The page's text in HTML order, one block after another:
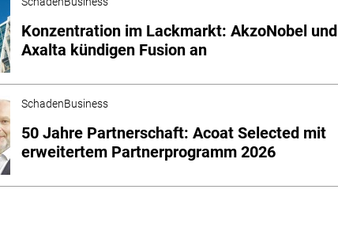
Konzentration im Lackmarkt: AkzoNobel und
Axalta kündigen Fusion an
SchadenBusiness
50 Jahre Partnerschaft: Acoat Selected mit
erweitertem Partnerprogramm 2026